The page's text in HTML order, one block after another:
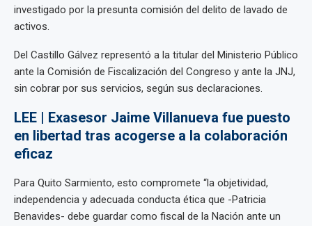
investigado por la presunta comisión del delito de lavado de
activos.
Del Castillo Gálvez representó a la titular del Ministerio Público
ante la Comisión de Fiscalización del Congreso y ante la JNJ,
sin cobrar por sus servicios, según sus declaraciones.
LEE | Exasesor Jaime Villanueva fue puesto
en libertad tras acogerse a la colaboración
eficaz
Para Quito Sarmiento, esto compromete “la objetividad,
independencia y adecuada conducta ética que -Patricia
Benavides- debe guardar como fiscal de la Nación ante un